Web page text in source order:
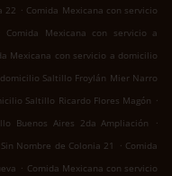
22 . Comida Mexicana con servicio
Comida Mexicana con servicio a
Mexicana con servicio a domicilio
Saltillo Froylán Mier Narro
Saltillo Ricardo Flores Magón .
Buenos Aires 2da Ampliación
.
Nombre de Colonia 21
. Comida
. Comida Mexicana con servicio